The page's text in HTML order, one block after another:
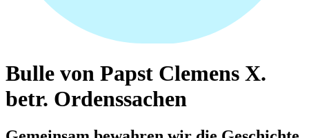
Bulle von Papst Clemens X.
betr. Ordenssachen